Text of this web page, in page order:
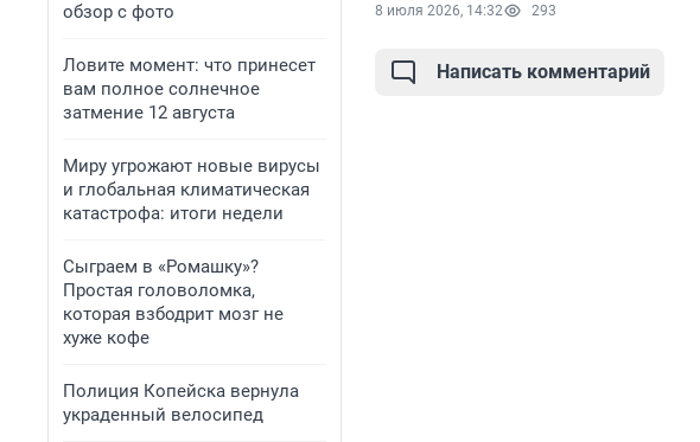
обзор с фото
Ловите момент: что принесет
вам полное солнечное
затмение 12 августа
Миру угрожают новые вирусы
и глобальная климатическая
катастрофа: итоги недели
Сыграем в «Ромашку»?
Простая головоломка,
которая взбодрит мозг не
хуже кофе
Полиция Копейска вернула
украденный велосипед
8 июля 2026, 14:32 293
Написать комментарий